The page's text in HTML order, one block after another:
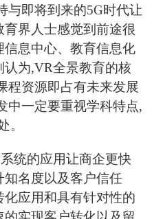
与即将到来的5G时代让
界人士感觉到前途很
息中心、教育信息化
为,VR全景教育的核
程资源即占有未来发展
中一定要重视学科特点,
。
统的应用让商企更快
名度以及客户信任
应用和具有针对性的